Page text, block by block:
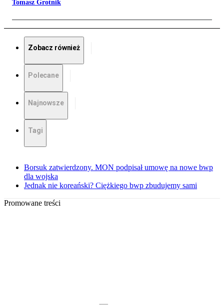
Tomasz Grotnik
Zobacz również
Polecane
Najnowsze
Tagi
Borsuk zatwierdzony. MON podpisał umowę na nowe bwp
dla wojska
Jednak nie koreański? Ciężkiego bwp zbudujemy sami
Promowane treści